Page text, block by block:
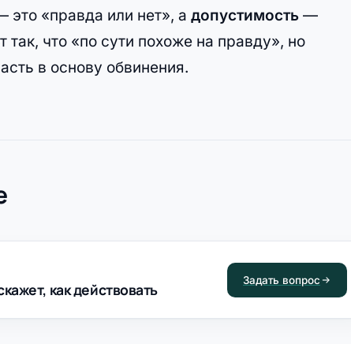
это «правда или нет», а допустимость —
что «по сути похоже на правду», но
в основу обвинения.
как действовать
Задать вопрос